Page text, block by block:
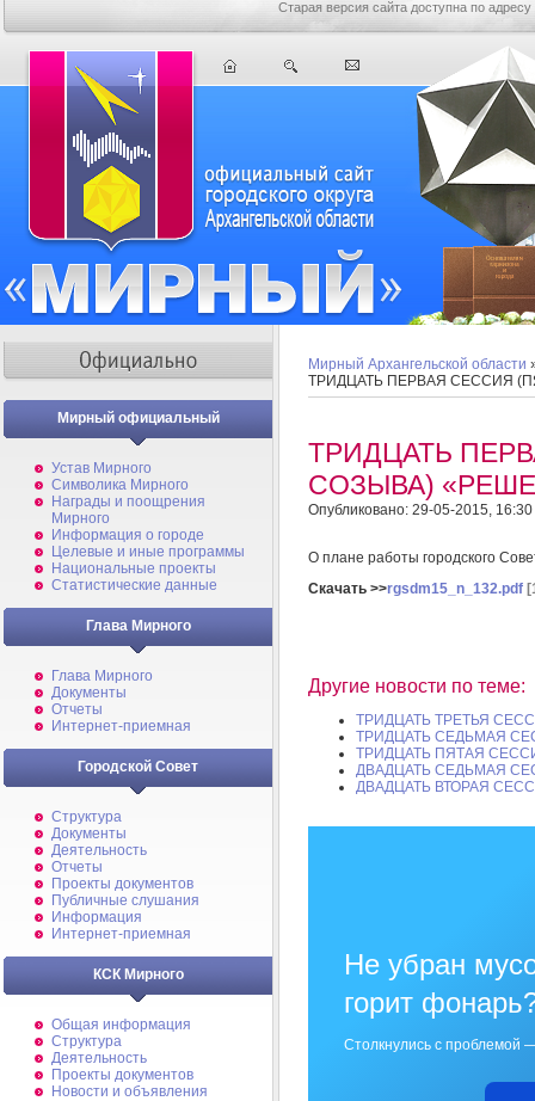
Старая версия сайта доступна по адресу
Мирный официальный
Устав Мирного
Символика Мирного
Награды и поощрения
Мирного
Информация о городе
Целевые и иные программы
Национальные проекты
Статистические данные
Глава Мирного
Глава Мирного
Документы
Отчеты
Интернет-приемная
Городской Совет
Структура
Документы
Деятельность
Отчеты
Проекты документов
Публичные слушания
Информация
Интернет-приемная
КСК Мирного
Общая информация
Структура
Деятельность
Проекты документов
Новости и объявления
Мирный Архангельской области
ТРИДЦАТЬ ПЕРВАЯ СЕССИЯ
ТРИДЦАТЬ
СОЗЫВА)
Опубликовано: 29-05-2015, 16:30
О плане работы городского
Скачать >>rgsdm15_n_132.pdf
Другие новости по теме:
ТРИДЦАТЬ ТРЕТЬЯ
ТРИДЦАТЬ СЕДЬМАЯ
ТРИДЦАТЬ ПЯТАЯ
ДВАДЦАТЬ СЕДЬМАЯ
ДВАДЦАТЬ ВТОРАЯ
Не убран
горит
Столкнулись с проблемой